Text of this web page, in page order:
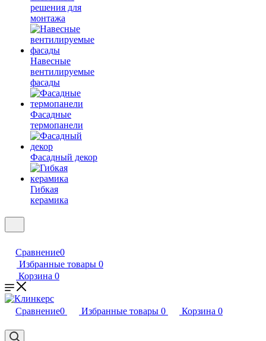
решения для
монтажа
Навесные
вентилируемые
фасады
Фасадные
термопанели
Фасадный декор
Гибкая
керамика
Сравнение0
Избранные товары 0
Корзина 0
Сравнение0 Избранные товары 0 Корзина 0